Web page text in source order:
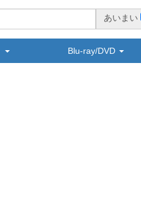
あいまい
Blu-ray/DVD